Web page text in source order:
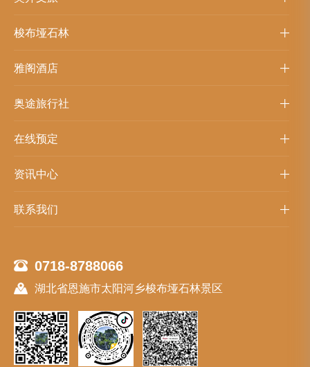
梭布垭石林
雅阁酒店
奥途旅行社
在线预定
资讯中心
联系我们
0718-8788066
湖北省恩施市太阳河乡梭布垭石林景区